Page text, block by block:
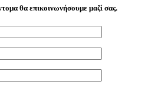
θα επικοινωνήσουμε μαζί σας.